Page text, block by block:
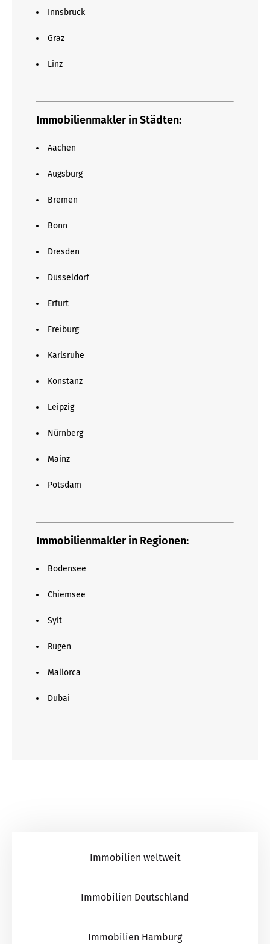
Innsbruck
Graz
Linz
Immobilienmakler in Städten:
Aachen
Augsburg
Bremen
Bonn
Dresden
Düsseldorf
Erfurt
Freiburg
Karlsruhe
Konstanz
Leipzig
Nürnberg
Mainz
Potsdam
Immobilienmakler in Regionen:
Bodensee
Chiemsee
Sylt
Rügen
Mallorca
Dubai
Immobilien weltweit
Immobilien Deutschland
Immobilien Hamburg